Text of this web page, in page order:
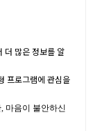
더 많은 정보를 알
프로그램에 관심을
마음이 불안하신